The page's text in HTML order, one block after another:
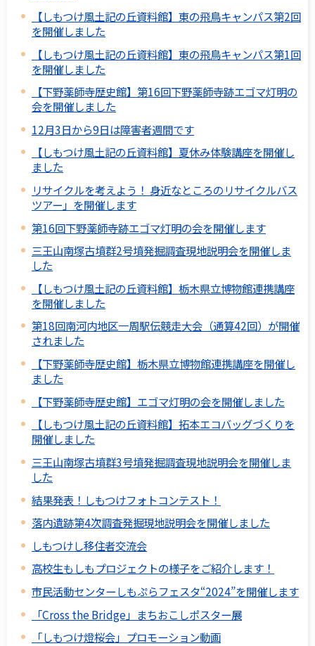
【しもつけ風土記の丘資料館】東の飛鳥キャンパス第2回
を開催しました
【しもつけ風土記の丘資料館】東の飛鳥キャンパス第1回
を開催しました
【下野薬師寺歴史館】第16回下野薬師寺跡エゴマ灯明の
会を開催しました
12月3日から9日は障害者週間です
【しもつけ風土記の丘資料館】夏休み体験講座を開催し
ました
リサイクルを考えよう！ 身近なところのリサイクルバス
ツアー」を開催します
第16回下野薬師寺跡エゴマ灯明の会を開催します
三王山南塚古墳群2号墳発掘調査現地説明会を開催しま
した
【しもつけ風土記の丘資料館】栃木県立博物館連携講座
を開催しました
第18回南河内地区一周駅伝競走大会（通算42回）が開催
されました
【下野薬師寺歴史館】栃木県立博物館連携講座を開催し
ました
【下野薬師寺歴史館】エゴマ灯明の会を開催しました
【しもつけ風土記の丘資料館】拓本エコバッグづくりを
開催しました
三王山南塚古墳群3号墳発掘調査現地説明会を開催しま
した
結果発表！しもつけフォトコンテスト！
落内遺跡第4次調査発掘現地説明会を開催しました
しもつけし移住者交流会
高校生もしもプロジェクトの様子をご紹介します！
市民活動センターしもぷらフェスタ“2024”を開催します
「Cross the Bridge」まちおこしポスター展
「しもつけ燈桜会」プロモーション動画